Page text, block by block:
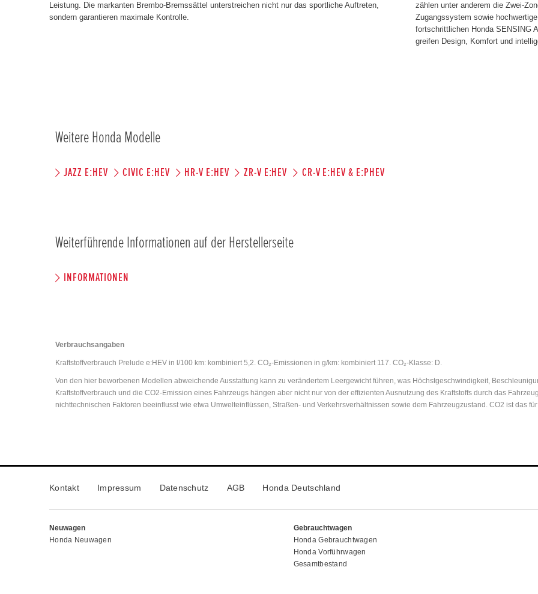
Leistung. Die markanten Brembo-Bremssättel unterstreichen nicht nur das sportliche Auftreten,
sondern garantieren maximale Kontrolle.
zählen unter anderem die Zwei-
Zugangssystem sowie
fortschrittlichen Honda SENSING
greifen Design, Komfort und
Weitere Honda Modelle
JAZZ E:HEV CIVIC E:HEV HR-V E:HEV ZR-V E:HEV CR-V E:HEV & E:PHEV
Weiterführende Informationen auf der Herstellerseite
INFORMATIONEN
Verbrauchsangaben
Kraftstoffverbrauch Prelude e:HEV in l/100 km: kombiniert 5,2. CO₂-Emissionen in g/km: kombiniert 117. CO₂-Klasse: D.
Von den hier beworbenen Modellen abweichende Ausstattung kann zu verändertem Leergewicht führen, was Höchstgeschwindigkeit,
Kraftstoffverbrauch und die CO2-Emission eines Fahrzeugs hängen aber nicht nur von der effizienten Ausnutzung des Kraftstoffs durch das
nichttechnischen Faktoren beeinflusst wie etwa Umwelteinflüssen, Straßen- und Verkehrsverhältnissen sowie dem Fahrzeugzustand. CO2 ist das
Kontakt Impressum Datenschutz AGB Honda Deutschland
Neuwagen
Honda Neuwagen
Gebrauchtwagen
Honda Gebrauchtwagen
Honda Vorführwagen
Gesamtbestand